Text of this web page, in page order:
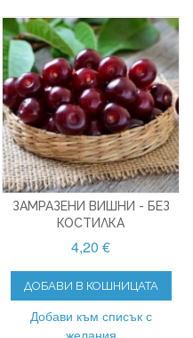
ЗАМРАЗЕНИ ВИШНИ - БЕЗ
КОСТИЛКА
4,20 €
ДОБАВИ В КОШНИЦАТА
Добави към списък с